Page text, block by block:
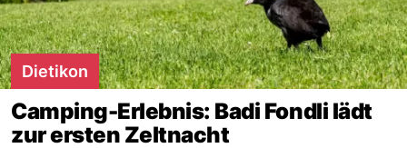
Dietikon
Camping-Erlebnis: Badi Fondli lädt
zur ersten Zeltnacht